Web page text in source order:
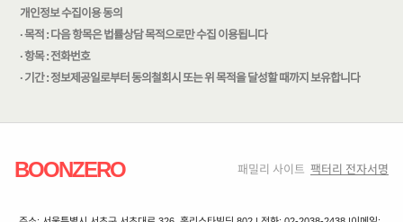
개인정보 수집이용 동의
· 목적 : 다음 항목은 법률상담 목적으로만 수집 이용됩니다
· 항목 : 전화번호
· 기간 : 정보제공일로부터 동의철회시 또는 위 목적을 달성할 때까지 보유합니다
BOONZERO 패밀리 사이트 팩터리 전자서명